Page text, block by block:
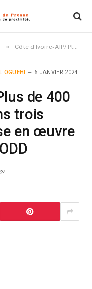
» Côte d’Ivoire-AIP/ Plus de 400 OSC identifiées dans trois régions pour la mise en œuvre d’un projet sur les ODD
OGUEHI 6 JANVIER 2024
de 400
trois
en œuvre